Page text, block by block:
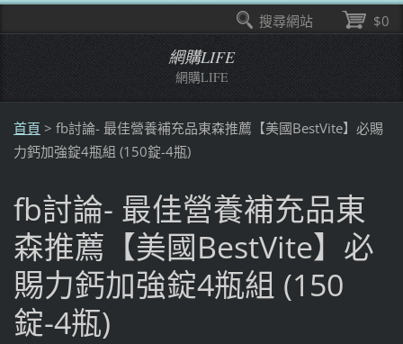
網購LIFE
網購LIFE
首頁 > fb討論- 最佳營養補充品東森推薦【美國BestVite】必賜
力鈣加強錠4瓶組 (150錠-4瓶)
fb討論- 最佳營養補充品東
森推薦【美國BestVite】必
賜力鈣加強錠4瓶組 (150
錠-4瓶)
$0
搜尋網站